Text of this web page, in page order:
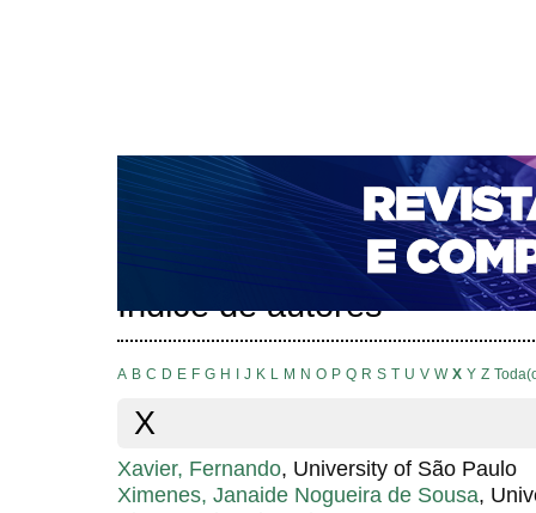
CAPA SOBRE ACESSO CADASTRO
NOTÍCIAS
PORTAL DE REVISTAS DA UNIFACS
PARA AVALIADORES
NOVA SUBMISSÃO
Índice de autores
Índice de autores
A B C D E F G H J K L M N O P Q R S T U V W X Y Z
X
Xavier, Fernando, University of São Paulo
Ximenes, Janaide Nogueira de Sousa,